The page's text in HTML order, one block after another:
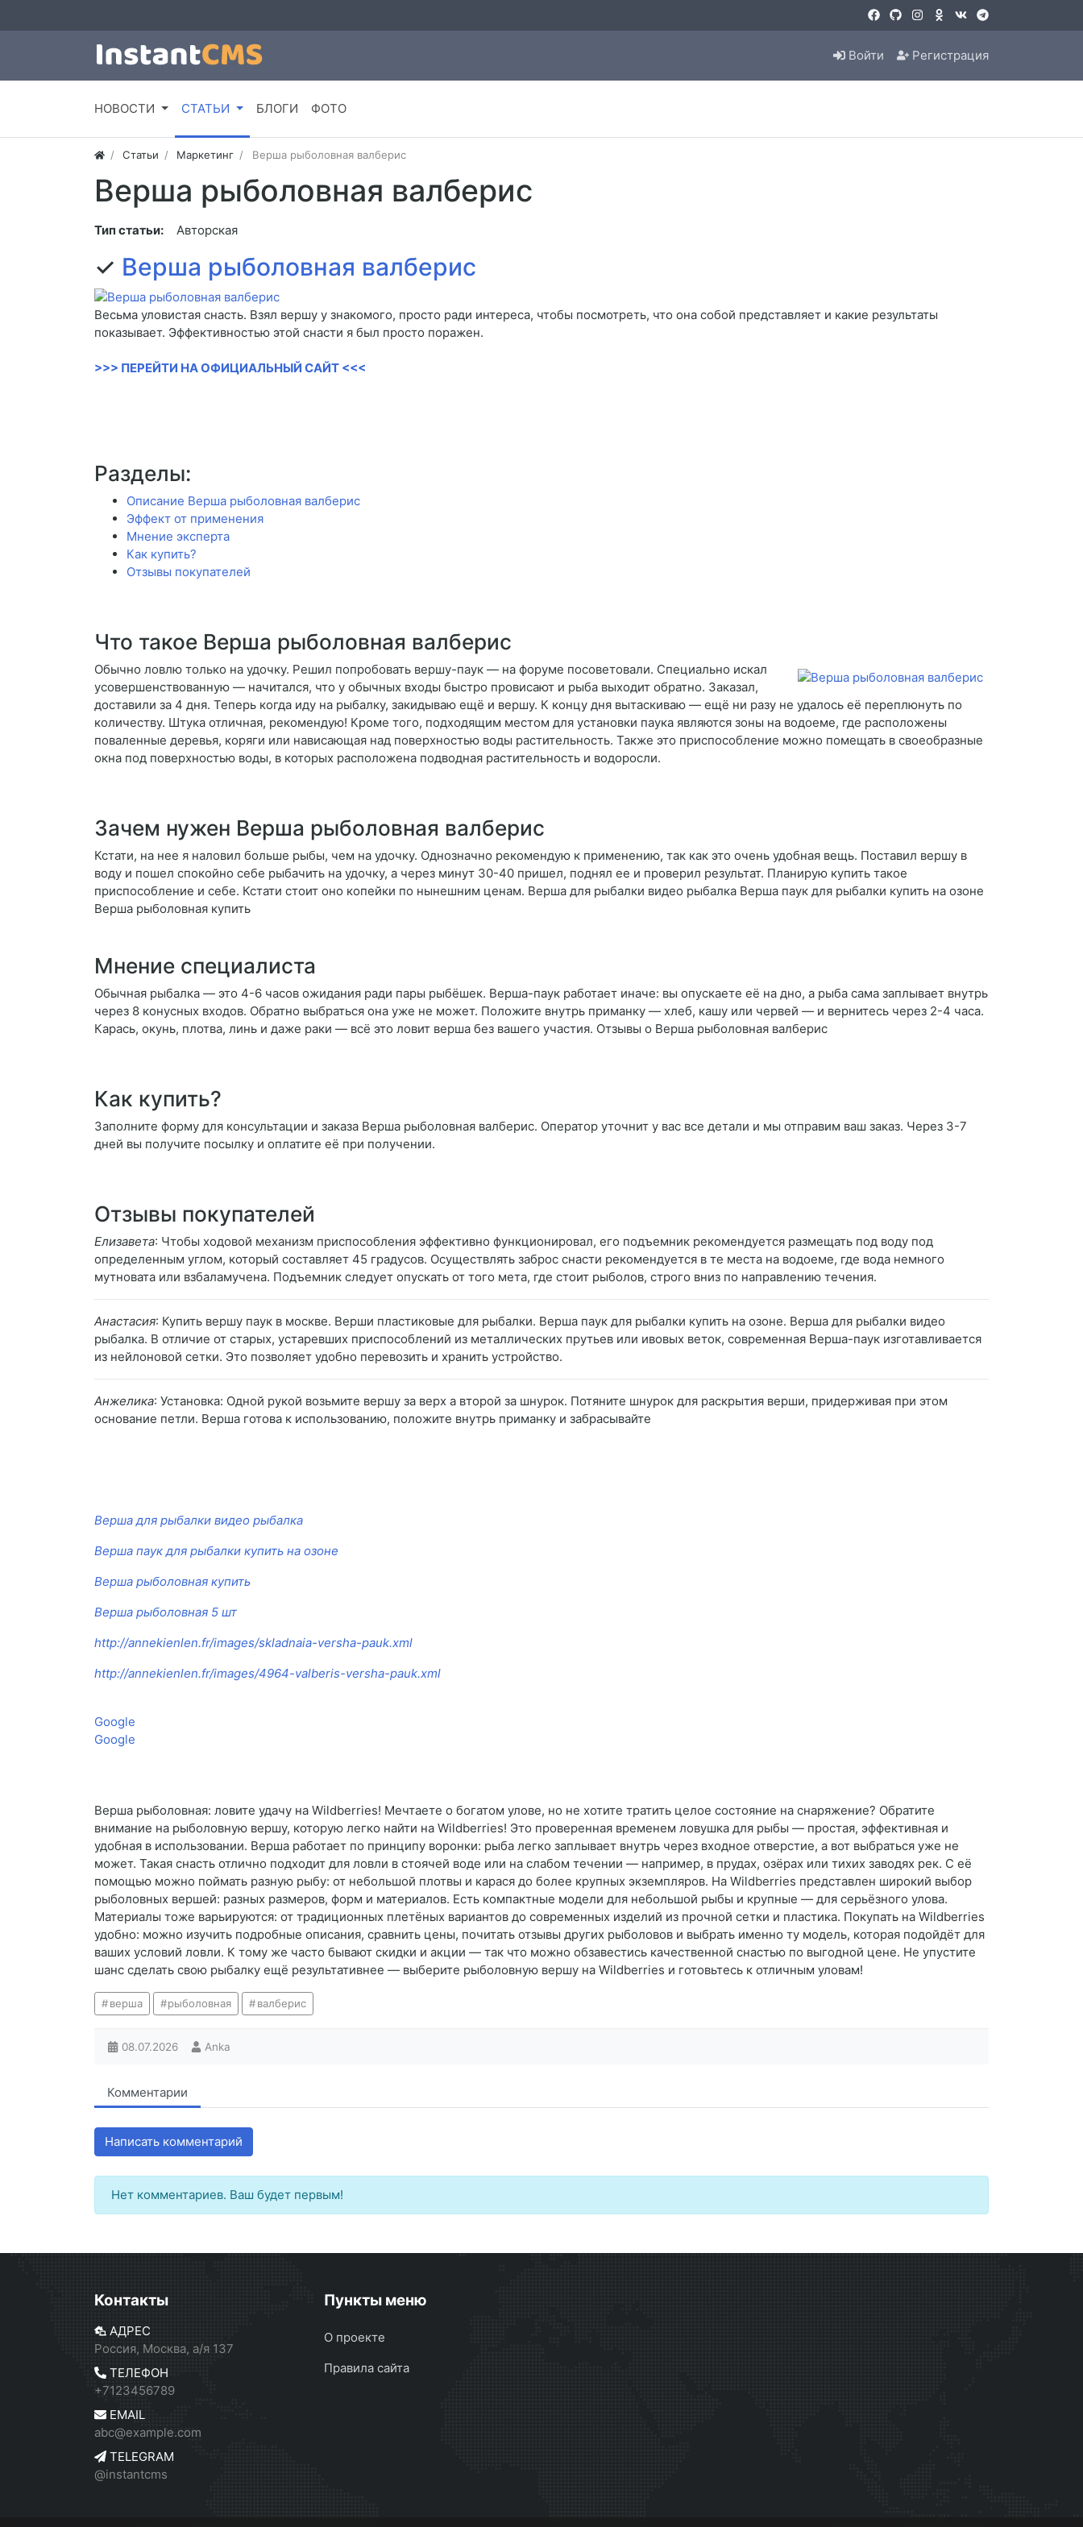
Войти Регистрация
НОВОСТИ СТАТЬИ БЛОГИ ФОТО
Статьи Маркетинг Верша рыболовная валберис
Верша рыболовная валберис
Тип статьи: Авторская
✓ Верша рыболовная валберис
Весьма уловистая снасть. Взял вершу у знакомого, просто ради интереса, чтобы посмотреть, что она собой представляет и какие результаты
показывает. Эффективностью этой снасти я был просто поражен.
>>> ПЕРЕЙТИ НА ОФИЦИАЛЬНЫЙ САЙТ <<<
Разделы:
Описание Верша рыболовная валберис
Эффект от применения
Мнение эксперта
Как купить?
Отзывы покупателей
Что такое Верша рыболовная валберис
Обычно ловлю только на удочку. Решил попробовать вершу-паук — на форуме посоветовали. Специально искал
усовершенствованную — начитался, что у обычных входы быстро провисают и рыба выходит обратно. Заказал,
доставили за 4 дня. Теперь когда иду на рыбалку, закидываю ещё и вершу. К концу дня вытаскиваю — ещё ни разу не удалось её переплюнуть по
количеству. Штука отличная, рекомендую! Кроме того, подходящим местом для установки паука являются зоны на водоеме, где расположены
поваленные деревья, коряги или нависающая над поверхностью воды растительность. Также это приспособление можно помещать в своеобразные
окна под поверхностью воды, в которых расположена подводная растительность и водоросли.
Зачем нужен Верша рыболовная валберис
Кстати, на нее я наловил больше рыбы, чем на удочку. Однозначно рекомендую к применению, так как это очень удобная вещь. Поставил вершу в
воду и пошел спокойно себе рыбачить на удочку, а через минут 30-40 пришел, поднял ее и проверил результат. Планирую купить такое
приспособление и себе. Кстати стоит оно копейки по нынешним ценам. Верша для рыбалки видео рыбалка Верша паук для рыбалки купить на озоне
Верша рыболовная купить
Мнение специалиста
Обычная рыбалка — это 4-6 часов ожидания ради пары рыбёшек. Верша-паук работает иначе: вы опускаете её на дно, а рыба сама заплывает внутрь
через 8 конусных входов. Обратно выбраться она уже не может. Положите внутрь приманку — хлеб, кашу или червей — и вернитесь через 2-4 часа.
Карась, окунь, плотва, линь и даже раки — всё это ловит верша без вашего участия. Отзывы о Верша рыболовная валберис
Как купить?
Заполните форму для консультации и заказа Верша рыболовная валберис. Оператор уточнит у вас все детали и мы отправим ваш заказ. Через 3-7
дней вы получите посылку и оплатите её при получении.
Отзывы покупателей
Елизавета: Чтобы ходовой механизм приспособления эффективно функционировал, его подъемник рекомендуется размещать под воду под
определенным углом, который составляет 45 градусов. Осуществлять заброс снасти рекомендуется в те места на водоеме, где вода немного
мутновата или взбаламучена. Подъемник следует опускать от того мета, где стоит рыболов, строго вниз по направлению течения.
Анастасия: Купить вершу паук в москве. Верши пластиковые для рыбалки. Верша паук для рыбалки купить на озоне. Верша для рыбалки видео
рыбалка. В отличие от старых, устаревших приспособлений из металлических прутьев или ивовых веток, современная Верша-паук изготавливается
из нейлоновой сетки. Это позволяет удобно перевозить и хранить устройство.
Анжелика: Установка: Одной рукой возьмите вершу за верх а второй за шнурок. Потяните шнурок для раскрытия верши, придерживая при этом
основание петли. Верша готова к использованию, положите внутрь приманку и забрасывайте
Верша для рыбалки видео рыбалка
Верша паук для рыбалки купить на озоне
Верша рыболовная купить
Верша рыболовная 5 шт
http://annekienlen.fr/images/skladnaia-versha-pauk.xml
http://annekienlen.fr/images/4964-valberis-versha-pauk.xml
Google
Google
Верша рыболовная: ловите удачу на Wildberries! Мечтаете о богатом улове, но не хотите тратить целое состояние на снаряжение? Обратите
внимание на рыболовную вершу, которую легко найти на Wildberries! Это проверенная временем ловушка для рыбы — простая, эффективная и
удобная в использовании. Верша работает по принципу воронки: рыба легко заплывает внутрь через входное отверстие, а вот выбраться уже не
может. Такая снасть отлично подходит для ловли в стоячей воде или на слабом течении — например, в прудах, озёрах или тихих заводях рек. С её
помощью можно поймать разную рыбу: от небольшой плотвы и карася до более крупных экземпляров. На Wildberries представлен широкий выбор
рыболовных вершей: разных размеров, форм и материалов. Есть компактные модели для небольшой рыбы и крупные — для серьёзного улова.
Материалы тоже варьируются: от традиционных плетёных вариантов до современных изделий из прочной сетки и пластика. Покупать на Wildberries
удобно: можно изучить подробные описания, сравнить цены, почитать отзывы других рыболовов и выбрать именно ту модель, которая подойдёт для
ваших условий ловли. К тому же часто бывают скидки и акции — так что можно обзавестись качественной снастью по выгодной цене. Не упустите
шанс сделать свою рыбалку ещё результативнее — выберите рыболовную вершу на Wildberries и готовьтесь к отличным уловам!
верша рыболовная валберис
08.07.2026 Anka
Комментарии
Написать комментарий
Нет комментариев. Ваш будет первым!
Контакты
АДРЕС
Россия, Москва, а/я 137
ТЕЛЕФОН
+7123456789
EMAIL
abc@example.com
TELEGRAM
@instantcms
Пункты меню
О проекте
Правила сайта